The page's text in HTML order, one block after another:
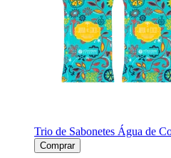
Trio de Sabonetes Água de
Comprar